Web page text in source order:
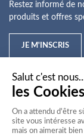
Restez informé de
produits et offres
JE M'INSCRIS
Nos offres